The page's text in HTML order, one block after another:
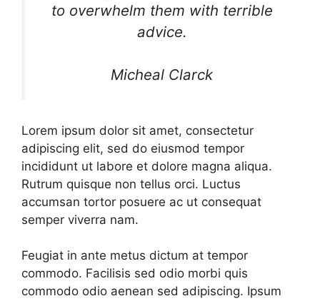
to overwhelm them with terrible
advice.
Micheal Clarck
Lorem ipsum dolor sit amet, consectetur
adipiscing elit, sed do eiusmod tempor
incididunt ut labore et dolore magna aliqua.
Rutrum quisque non tellus orci. Luctus
accumsan tortor posuere ac ut consequat
semper viverra nam.
Feugiat in ante metus dictum at tempor
commodo. Facilisis sed odio morbi quis
commodo odio aenean sed adipiscing. Ipsum